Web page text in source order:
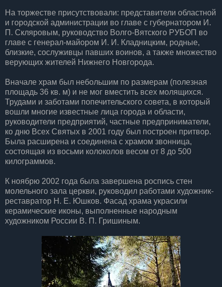
На торжестве присутствовали: представители областной
и городской администрации во главе с губернатором И.
П. Скляровым, руководство Волго-Вятского РУБОП во
главе с генерал-майором И. И. Кладницким, родные,
близкие, сослуживцы павших воинов, а также множество
верующих жителей Нижнего Новгорода.
Вначале храм был небольшим по размерам (полезная
площадь 36 кв. м) и не мог вместить всех молящихся.
Трудами и заботами попечительского совета, в который
вошли многие известные лица города и области,
руководители предприятий, частные предприниматели,
ко дню Всех Святых в 2001 году был построен притвор.
Была расширена и соединена с храмом звонница,
состоящая из восьми колоколов весом от 8 до 500
килограммов.
К ноябрю 2002 года была завершена роспись стен
молельного зала церкви, руководил работами художник-
реставратор Н. Е. Юшков. Фасад храма украсили
керамические иконы, выполненные народным
художником России В. П. Гришиным.